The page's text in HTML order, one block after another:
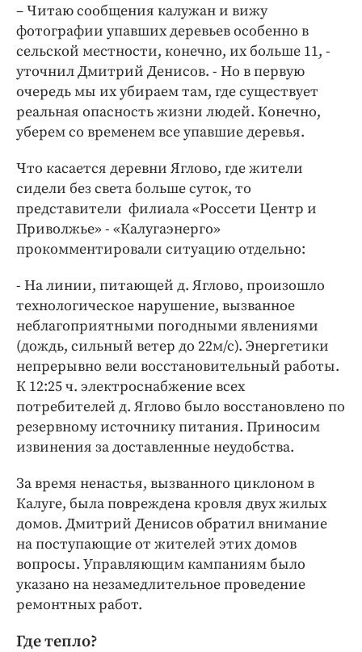
– Читаю сообщения калужан и вижу
фотографии упавших деревьев особенно в
сельской местности, конечно, их больше 11, -
уточнил Дмитрий Денисов. - Но в первую
очередь мы их убираем там, где существует
реальная опасность жизни людей. Конечно,
уберем со временем все упавшие деревья.
Что касается деревни Яглово, где жители
сидели без света больше суток, то
представители филиала «Россети Центр и
Приволжье» - «Калугаэнерго»
прокомментировали ситуацию отдельно:
- На линии, питающей д. Яглово, произошло
технологическое нарушение, вызванное
неблагоприятными погодными явлениями
(дождь, сильный ветер до 22м/с). Энергетики
непрерывно вели восстановительный работы.
К 12:25 ч. электроснабжение всех
потребителей д. Яглово было восстановлено по
резервному источнику питания. Приносим
извинения за доставленные неудобства.
За время ненастья, вызванного циклоном в
Калуге, была повреждена кровля двух жилых
домов. Дмитрий Денисов обратил внимание
на поступающие от жителей этих домов
вопросы. Управляющим кампаниям было
указано на незамедлительное проведение
ремонтных работ.
Где тепло?